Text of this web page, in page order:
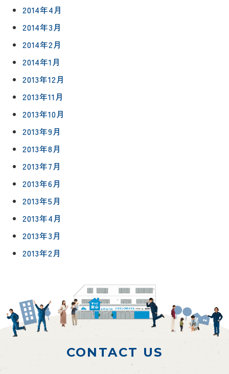
2014年4月
2014年3月
2014年2月
2014年1月
2013年12月
2013年11月
2013年10月
2013年9月
2013年8月
2013年7月
2013年6月
2013年5月
2013年4月
2013年3月
2013年2月
CONTACT US